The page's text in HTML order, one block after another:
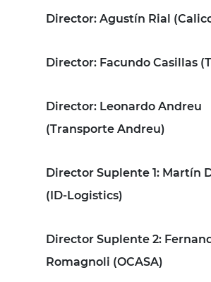
Director: Agustín Rial
Director: Facundo Casillas
Director: Leonardo Andreu
(Transporte Andreu)
Director Suplente 1: Martín
(ID-Logistics)
Director Suplente 2:
Romagnoli (OCASA)